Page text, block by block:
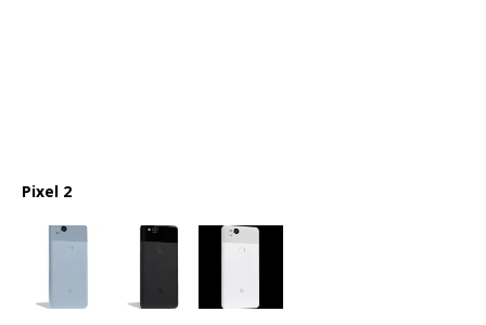
Pixel 2